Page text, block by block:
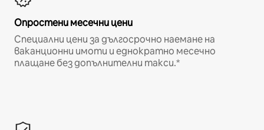
Опростени месечни цени
Специални цени за дългосрочно наемане на
ваканционни имоти и еднократно месечно
плащане без допълнителни такси.*